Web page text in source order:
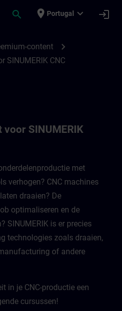
search place Portugal expand_more login
content chevron_right
SINUMERIK CNC
SINUMERIK
met
verhogen? CNC machines
draaien? De
optimaliseren en de
SINUMERIK is er precies
technologies zoals draaien,
of andere
in je CNC-productie een
cursussen!